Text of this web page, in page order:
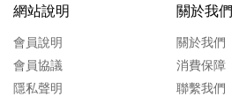
網站說明
會員說明
會員協議
隱私聲明
關於我們
關於我們
消費保障
聯繫我們